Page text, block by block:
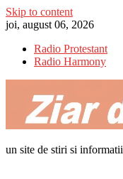
Skip to content
joi, august 06, 2026
Radio Protestant
Radio Harmony
un site de stiri si informatii